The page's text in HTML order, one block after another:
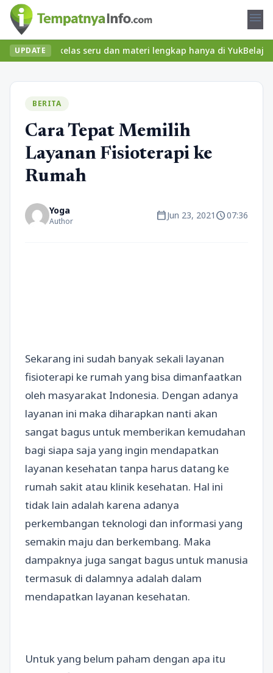
menu
UPDATE
kelas seru dan materi lengkap hanya di
BERITA
Cara Tepat Memilih
Layanan Fisioterapi ke
Rumah
Yoga
Author calendar_todayJun 23, 2021 schedule07:36
Sekarang ini sudah banyak sekali layanan
fisioterapi ke rumah yang bisa dimanfaatkan
oleh masyarakat Indonesia. Dengan adanya
layanan ini maka diharapkan nanti akan
sangat bagus untuk memberikan kemudahan
bagi siapa saja yang ingin mendapatkan
layanan kesehatan tanpa harus datang ke
rumah sakit atau klinik kesehatan. Hal ini
tidak lain adalah karena adanya
perkembangan teknologi dan informasi yang
semakin maju dan berkembang. Maka
dampaknya juga sangat bagus untuk manusia
termasuk di dalamnya adalah dalam
mendapatkan layanan kesehatan.
Untuk yang belum paham dengan apa itu